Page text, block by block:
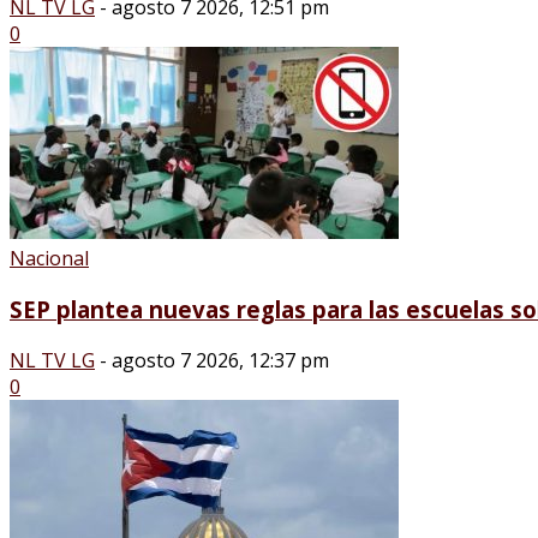
NL TV LG - agosto 7 2026, 12:51 pm
0
Nacional
SEP plantea nuevas reglas para las escuelas
NL TV LG - agosto 7 2026, 12:37 pm
0